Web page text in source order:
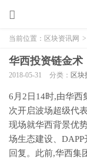
当前位置： 区块资讯网 >
华西投资链金术
2018-05-31 分类： 区块
6月2日14时,由华西
次开启波场超级代
现场就华西背景优
场生态建设、
回复。此前,华西集